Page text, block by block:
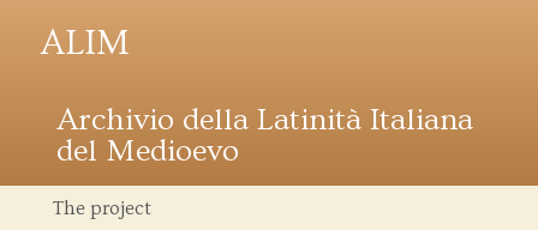
ALIM
Archivio della Latinità Italiana
del Medioevo
The project